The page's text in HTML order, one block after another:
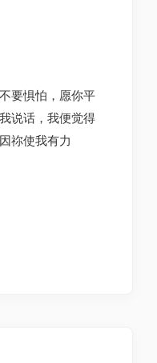
要惧怕，愿你平
说话，我便觉得
祢使我有力